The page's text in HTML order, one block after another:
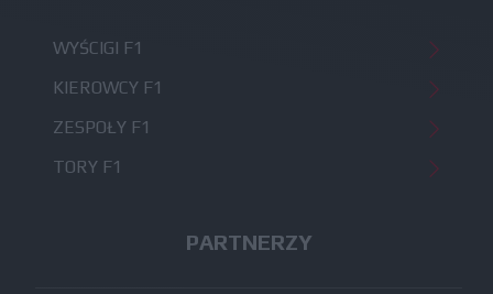
WYŚCIGI F1
KIEROWCY F1
ZESPOŁY F1
TORY F1
PARTNERZY